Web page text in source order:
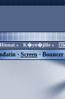
Hinnat » K�ytt�jille »
· Screen · Bouncer